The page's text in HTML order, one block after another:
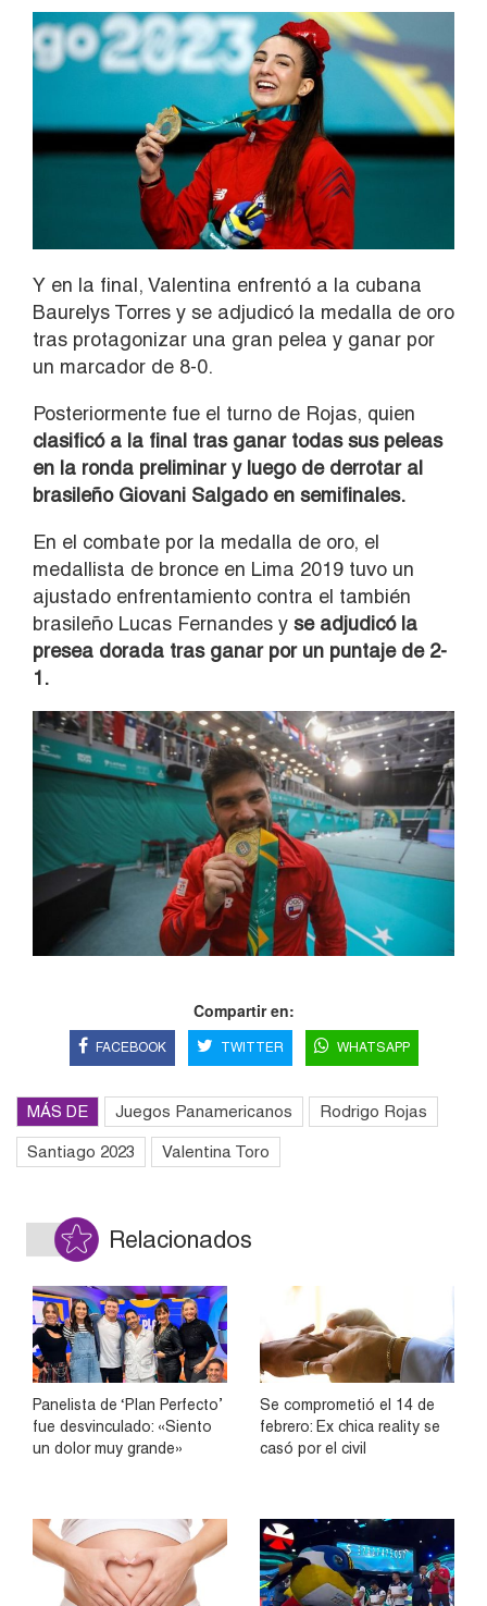
Y en la final, Valentina enfrentó a la cubana
Baurelys Torres y se adjudicó la medalla de oro
tras protagonizar una gran pelea y ganar por
un marcador de 8-0.
Posteriormente fue el turno de Rojas, quien
clasificó a la final tras ganar todas sus peleas
en la ronda preliminar y luego de derrotar al
brasileño Giovani Salgado en semifinales.
En el combate por la medalla de oro, el
medallista de bronce en Lima 2019 tuvo un
ajustado enfrentamiento contra el también
brasileño Lucas Fernandes y se adjudicó la
presea dorada tras ganar por un puntaje de 2-
1.
Compartir en:
FACEBOOK TWITTER WHATSAPP
MÁS DE Juegos Panamericanos Rodrigo Rojas
Santiago 2023 Valentina Toro
Relacionados
Panelista de ‘Plan Perfecto’
fue desvinculado: «Siento
un dolor muy grande»
Se comprometió el 14 de
febrero: Ex chica reality se
casó por el civil